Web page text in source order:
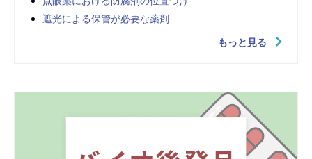
遮光による保管が必要な薬剤
もっと見る